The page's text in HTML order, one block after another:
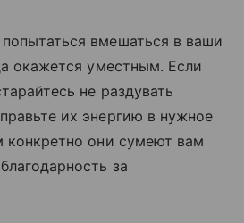
вмешаться в ваши
окажется уместным. Если
не раздувать
их энергию в нужное
конкретно они сумеют вам
за